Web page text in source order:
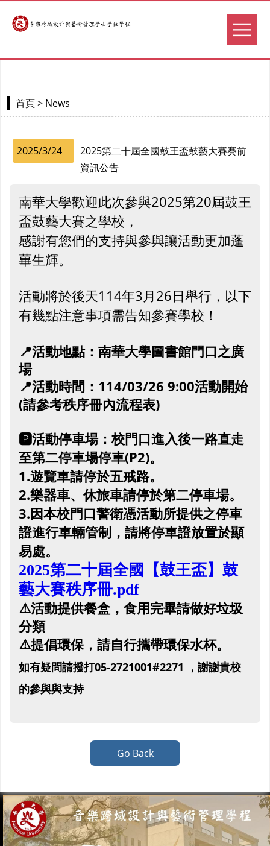
首頁 > News
2025/3/24
2025第二十屆全國鼓王盃鼓藝大賽賽前
資訊公告
南華大學歡迎此次參與2025第20屆鼓王
盃鼓藝大賽之學校，
感謝有您們的支持與參與讓活動更加蓬
蓽生輝。
活動將於後天114年3月26日舉行，以下
有幾點注意事項需告知參賽學校！
📍活動地點：南華大學圖書館門口之廣
場
📍活動時間：114/03/26 9:00活動開始
(請參考秩序冊內流程表)
🅿️活動停車場：校門口進入後一路直走
至第二停車場停車(P2)。
1.遊覽車請停於五戒路。
2.樂器車、休旅車請停於第二停車場。
3.因本校門口警衛憑活動所提供之停車
證進行車輛管制，請將停車證放置於顯
易處。
2025第二十屆全國【鼓王盃】鼓
藝大賽秩序冊.pdf
⚠️活動提供餐盒，食用完畢請做好垃圾
分類
⚠️提倡環保，請自行攜帶環保水杯。
如有疑問請撥打05-2721001#2271 ，謝謝貴校
的參與與支持
Go Back